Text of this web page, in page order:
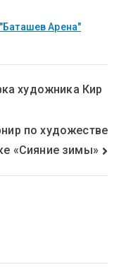
Арена"
художника Кир
по художестве
«Сияние зимы»